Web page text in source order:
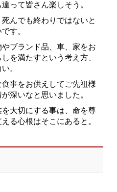
って皆さん楽しそう。
んでも終わりではないと
です。
ブランド品、車、家をお
を満たすという考え方、
。
事をお供えしてご先祖様
深いなと思いました。
大切にする事は、命を尊
る心根はそこにあると。